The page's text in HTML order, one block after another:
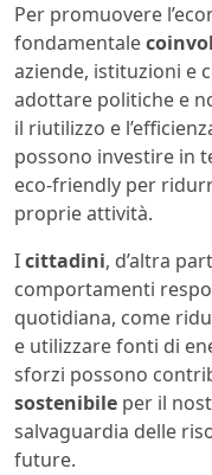
Per promuovere
fondamentale
aziende, istituzioni e
adottare politiche e
il riutilizzo e
possono investire in
eco-friendly per
proprie attività.
Icittadini, d’altra
comportamenti
quotidiana, come
e utilizzare fonti di
sforzi possono
sostenibile per il
salvaguardia delle
future.